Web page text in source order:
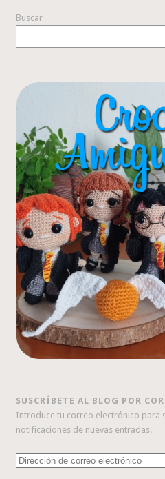
Buscar
SUSCRÍBETE AL BLOG POR
Introduce tu correo electrónico para
notificaciones de nuevas entradas.
Dirección